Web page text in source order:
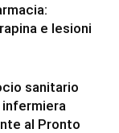
e lesioni
sanitario
al Pronto